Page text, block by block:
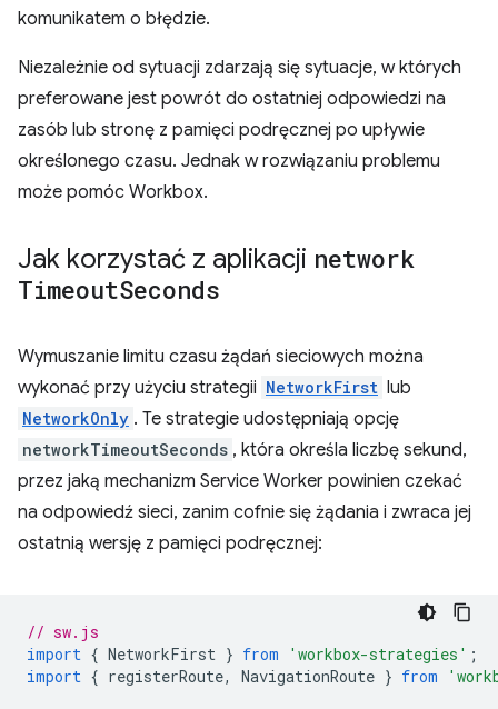
komunikatem o błędzie.
Niezależnie od sytuacji zdarzają się sytuacje, w których
preferowane jest powrót do ostatniej odpowiedzi na
zasób lub stronę z pamięci podręcznej po upływie
określonego czasu. Jednak w rozwiązaniu problemu
może pomóc Workbox.
Jak korzystać z aplikacji network
TimeoutSeconds
Wymuszanie limitu czasu żądań sieciowych można
wykonać przy użyciu strategii NetworkFirst lub
NetworkOnly . Te strategie udostępniają opcję
networkTimeoutSeconds , która określa liczbę sekund,
przez jaką mechanizm Service Worker powinien czekać
na odpowiedź sieci, zanim cofnie się żądania i zwraca jej
ostatnią wersję z pamięci podręcznej:
// sw.js
import { NetworkFirst } from 'workbox-strategies' ;
import { registerRoute, NavigationRoute } from